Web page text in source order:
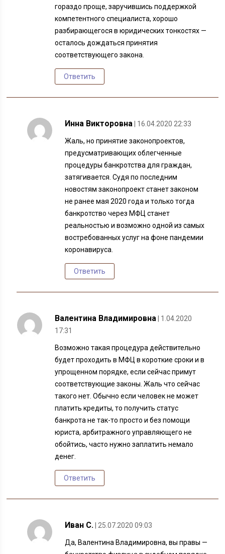
гораздо проще, заручившись поддержкой
компетентного специалиста, хорошо
разбирающегося в юридических тонкостях —
осталось дождаться принятия
соответствующего закона.
Ответить
Инна Викторовна | 16.04.2020 22:33
Жаль, но принятие законопроектов,
предусматривающих облегченные
процедуры банкротства для граждан,
затягивается. Судя по последним
новостям законопроект станет законом
не ранее мая 2020 года и только тогда
банкротство через МФЦ станет
реальностью и возможно одной из самых
востребованных услуг на фоне пандемии
коронавируса.
Ответить
Валентина Владимировна
| 1.04.2020
17:31
Возможно такая процедура действительно
будет проходить в МФЦ в короткие сроки и в
упрощенном порядке, если сейчас примут
соответствующие законы. Жаль что сейчас
такого нет. Обычно если человек не может
платить кредиты, то получить статус
банкрота не так-то просто и без помощи
юриста, арбитражного управляющего не
обойтись, часто нужно заплатить немало
денег.
Ответить
Иван С. | 25.07.2020 09:03
Да, Валентина Владимировна, вы правы —